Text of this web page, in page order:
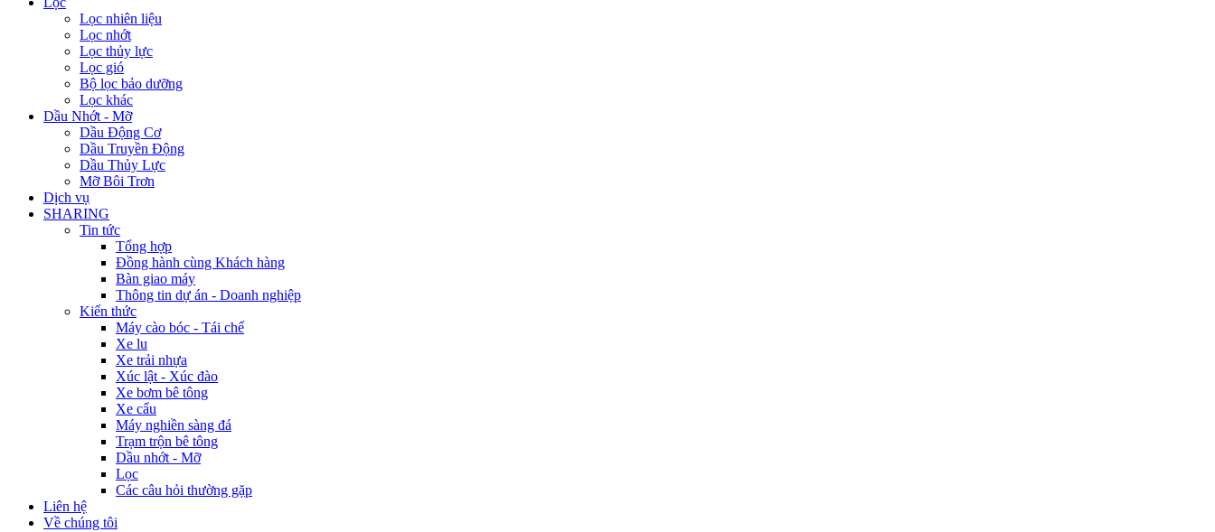
Lọc nhiên liệu
Lọc nhớt
Lọc thủy lực
Lọc gió
Bộ lọc bảo dưỡng
Lọc khác
Dầu Nhớt - Mỡ
Dầu Động Cơ
Dầu Truyền Động
Dầu Thủy Lực
Mỡ Bôi Trơn
Dịch vụ
SHARING
Tin tức
Tổng hợp
Đồng hành cùng Khách hàng
Bàn giao máy
Thông tin dự án - Doanh nghiệp
Kiến thức
Máy cào bóc - Tái chế
Xe lu
Xe trải nhựa
Xúc lật - Xúc đào
Xe bơm bê tông
Xe cẩu
Máy nghiền sàng đá
Trạm trộn bê tông
Dầu nhớt - Mỡ
Lọc
Các câu hỏi thường gặp
Liên hệ
Về chúng tôi